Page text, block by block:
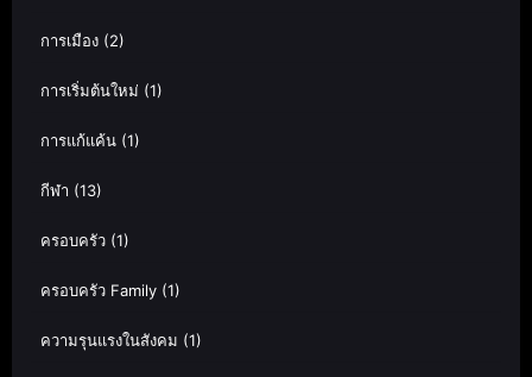
การเมือง (2)
การเริ่มต้นใหม่ (1)
การแก้แค้น (1)
กีฬา (13)
ครอบครัว (1)
ครอบครัว Family (1)
ความรุนแรงในสังคม (1)